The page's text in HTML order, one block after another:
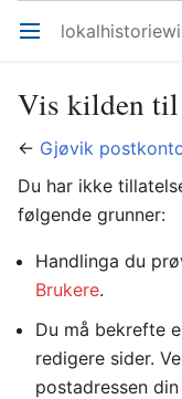
Åpne hovedmenyen
Vis kilden
← Gjøvik
Du har ikke
følgende grunner:
Handlinga du
Brukere.
Du må bekrefte
redigere sider.
postadressen